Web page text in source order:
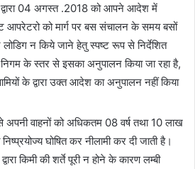
द्वारा 04 अगस्त .2018 को आपने आदेश में
आपरेटरो को मार्ग पर बस संचालन के समय बसों
न किये जाने हेतु स्पष्ट रूप से निर्देशित
निगम के स्तर से इसका अनुपालन किया जा रहा है,
के द्वारा उक्त आदेश का अनुपालन नहीं किया
अपनी वाहनों को अधिकतम 08 वर्ष तथा 10 लाख
घोषित कर नीलामी कर दी जाती है।
किमी की शर्ते पूरी न होने के कारण लम्बी